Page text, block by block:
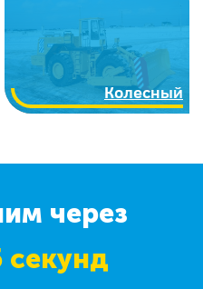
Колесный
через
секунд